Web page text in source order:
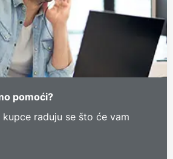
pomoći?
raduju se što će vam